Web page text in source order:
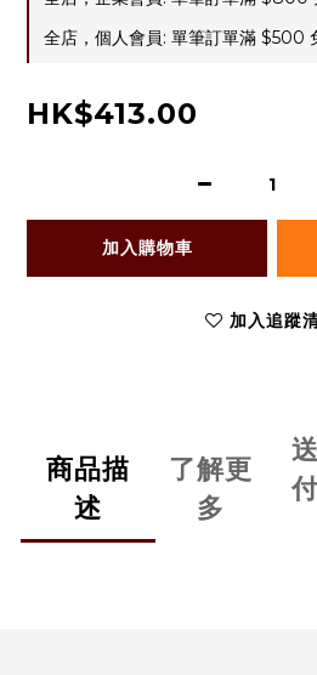
全店，個人會員: 單筆訂單滿 $500
HK$413.00
加入購物車
加入追蹤
商品描
述
了解更
多